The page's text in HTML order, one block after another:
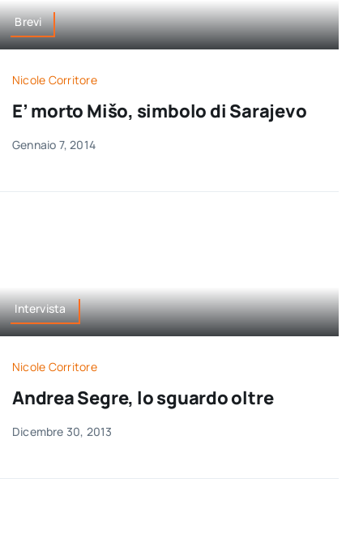
Brevi
Nicole Corritore
E’ morto Mišo, simbolo di Sarajevo
Gennaio 7, 2014
Intervista
Nicole Corritore
Andrea Segre, lo sguardo oltre
Dicembre 30, 2013